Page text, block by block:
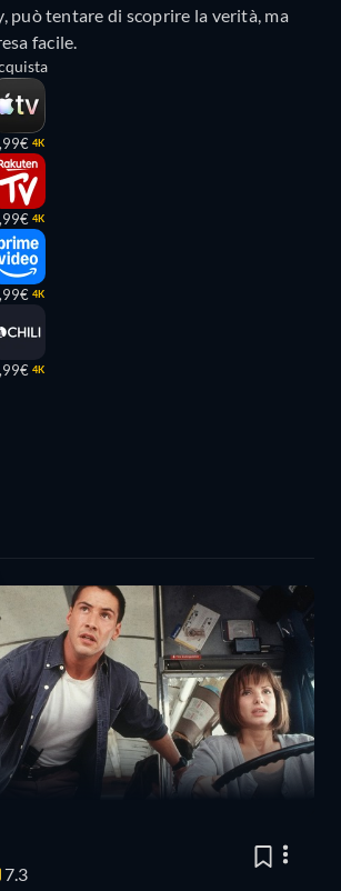
può tentare di scoprire la verità, ma
facile.
4K
4K
4K
4K
7.3